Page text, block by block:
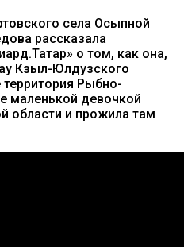
села Осыпной
рассказала
о том, как она,
Кзыл-Юлдузского
Рыбно-
маленькой девочкой
области и прожила там